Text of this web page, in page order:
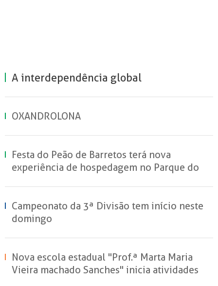
A interdependência global
OXANDROLONA
Festa do Peão de Barretos terá nova
experiência de hospedagem no Parque do
Campeonato da 3ª Divisão tem início neste
domingo
Nova escola estadual "Prof.ª Marta Maria
Vieira machado Sanches" inicia atividades